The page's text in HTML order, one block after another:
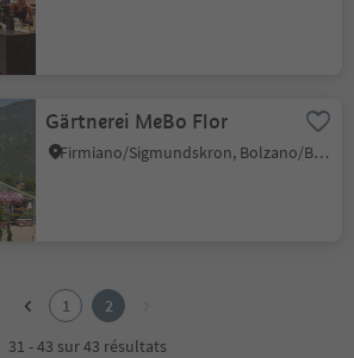
Gärtnerei MeBo Flor
Firmiano/Sigmundskron, Bolzano/Bozen, Bolzano/Bozen and environs
1
2
31 - 43 sur 43 résultats